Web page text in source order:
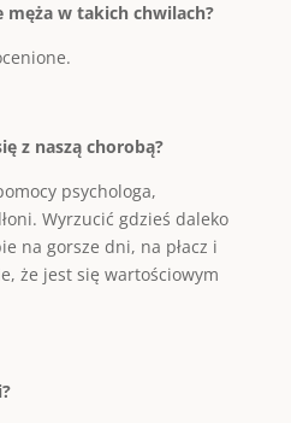
męża w takich chwilach?
z naszą chorobą?
psychologa,
Wyrzucić gdzieś daleko
na gorsze dni, na płacz i
że jest się wartościowym